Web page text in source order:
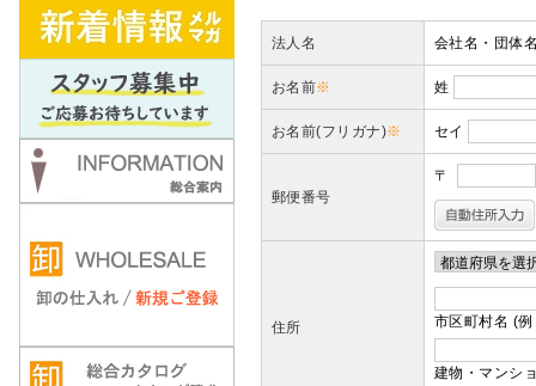
法人名 会社名・団体
お名前※ 姓
お名前(フリガナ)※ セイ
郵便番号
〒
住所 市区町村名 (
建物・マンシ